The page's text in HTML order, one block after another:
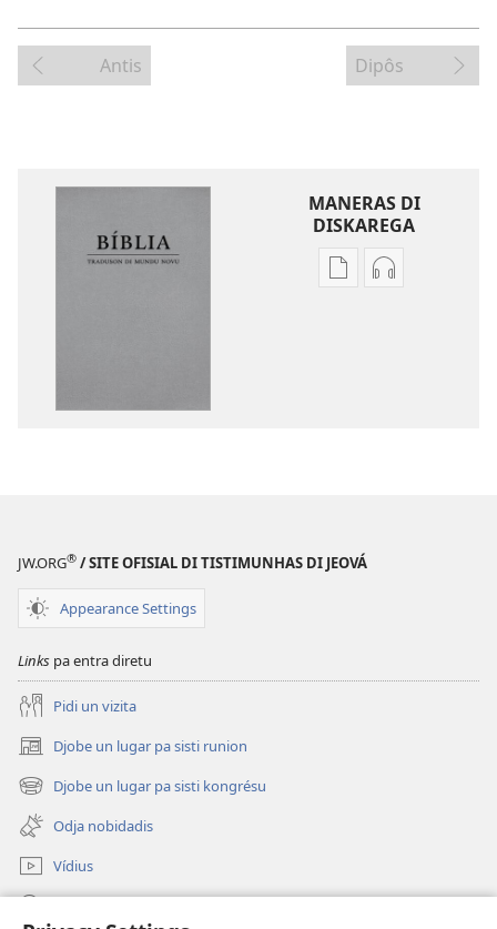
Antis Dipôs
MANERAS DI
DISKAREGA
OpsonOpson
JW.ORG® / SITE OFISIAL DI TISTIMUNHAS DI JEOVÁ
Appearance Settings
Links pa entra diretu
Pidi un vizita
Djobe un lugar pa sisti runion
(abri
un
janéla
novu)
Djobe un lugar pa sisti kongrésu
(abri
un
janéla
novu)
Odja nobidadis
Vídius